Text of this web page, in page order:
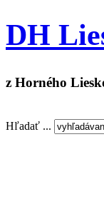
DH
z Horného
Hľadať ...